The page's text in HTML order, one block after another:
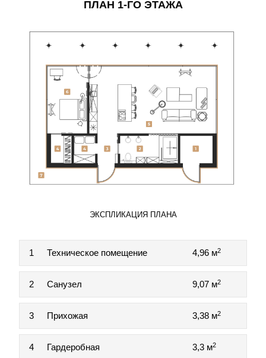
ПЛАН 1-ГО ЭТАЖА
ЭКСПЛИКАЦИЯ ПЛАНА
1 Техническое помещение 4,96 м2
2 Санузел 9,07 м2
3 Прихожая 3,38 м2
4 Гардеробная 3,3 м2